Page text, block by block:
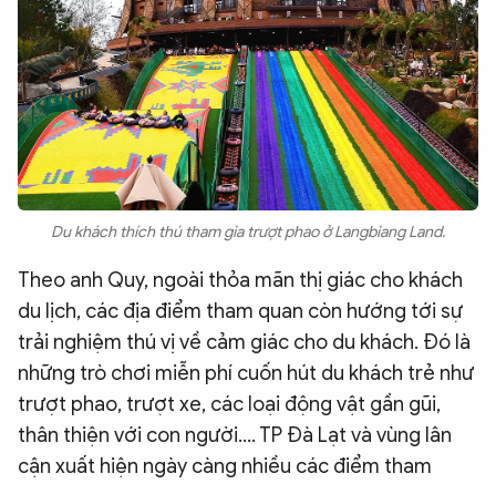
Du khách thích thú tham gia trượt phao ở Langbiang Land.
Theo anh Quy, ngoài thỏa mãn thị giác cho khách
du lịch, các địa điểm tham quan còn hướng tới sự
trải nghiệm thú vị về cảm giác cho du khách. Đó là
những trò chơi miễn phí cuốn hút du khách trẻ như
trượt phao, trượt xe, các loại động vật gần gũi,
thân thiện với con người…. TP Đà Lạt và vùng lân
cận xuất hiện ngày càng nhiều các điểm tham